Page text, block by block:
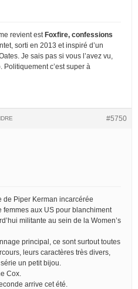
revient est Foxfire, confessions
sorti en 2013 et inspiré d’un
Je sais pas si vous l’avez vu,
c’est super à
#5750
de Piper Kerman incarcérée
aux US pour blanchiment
militante au sein de la Women’s
principal, ce sont surtout toutes
leurs caractères très divers,
un petit bijou.
Cox.
arrive cet été.